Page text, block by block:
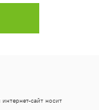
сайт носит